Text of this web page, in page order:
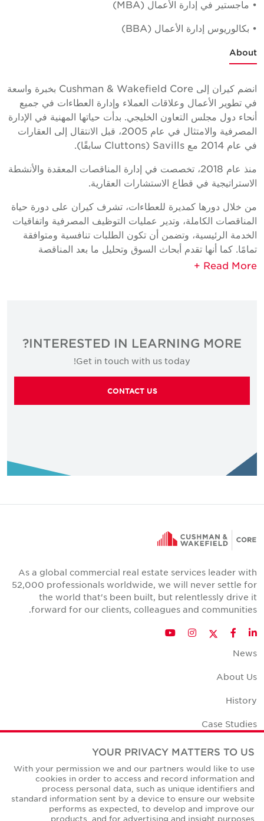
• ماجستير في إدارة الأعمال (MBA)
• بكالوريوس إدارة الأعمال (BBA)
About
انضم كيران إلى Cushman & Wakefield Core بخبرة واسعة
في تطوير الأعمال وعلاقات العملاء وإدارة العطاءات في جميع
أنحاء دول مجلس التعاون الخليجي. بدأت حياتها المهنية في الإدارة
المصرفية والامتثال في عام 2005، قبل الانتقال إلى العقارات
في عام 2014 مع Savills (Cluttons سابقًا).
منذ عام 2018، تخصصت في إدارة المناقصات المعقدة والأنشطة
الاستراتيجية في قطاع الاستشارات العقارية.
من خلال دورها كمديرة للعطاءات، تشرف كيران على دورة حياة
المناقصات الكاملة، وتدير عمليات التوظيف المصرفية واتفاقيات
الخدمة الرئيسية، وتضمن أن تكون الطلبات تنافسية ومتوافقة
تمامًا. كما أنها تقدم أبحاث السوق وتحليل ما بعد المناقصة
ولوحات الأداء التي توفر للقيادة العليا رؤية واضحة لاتجاهات
• علاقات العملاء
• إدارة العملاء المحتملين
INTERESTED IN LEARNING MORE?
Get in touch with us today!
CONTACT US
As a global commercial real estate services leader with
52,000 professionals worldwide, we will never settle for
the world that's been built, but relentlessly drive it
forward for our clients, colleagues and communities.
LinkedIn
Facebook
Twitter
Instagram
YouTube
News
About Us
History
Case Studies
Office Space Calculator
Careers
Contact Us
Office Locations
YOUR PRIVACY MATTERS TO US
With your permission we and our partners would like to use
cookies in order to access and record information and
process personal data, such as unique identifiers and
standard information sent by a device to ensure our website
performs as expected, to develop and improve our
products, and for advertising and insight purposes.